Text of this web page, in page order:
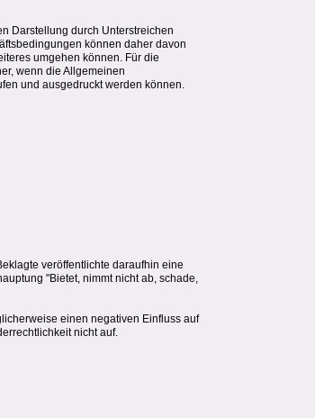
Darstellung durch Unterstreichen
können daher davon
umgehen können. Für die
wenn die Allgemeinen
und ausgedruckt werden können.
veröffentlichte daraufhin eine
"Bietet, nimmt nicht ab, schade,
einen negativen Einfluss auf
nicht auf.